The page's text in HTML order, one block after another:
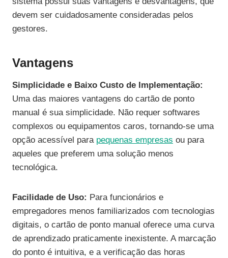
devem ser cuidadosamente consideradas pelos
gestores.
Vantagens
Simplicidade e Baixo Custo de Implementação:
Uma das maiores vantagens do cartão de ponto
manual é sua simplicidade. Não requer softwares
complexos ou equipamentos caros, tornando-se uma
opção acessível para pequenas empresas ou para
aqueles que preferem uma solução menos
tecnológica.
Facilidade de Uso: Para funcionários e
empregadores menos familiarizados com tecnologias
digitais, o cartão de ponto manual oferece uma curva
de aprendizado praticamente inexistente. A marcação
do ponto é intuitiva, e a verificação das horas